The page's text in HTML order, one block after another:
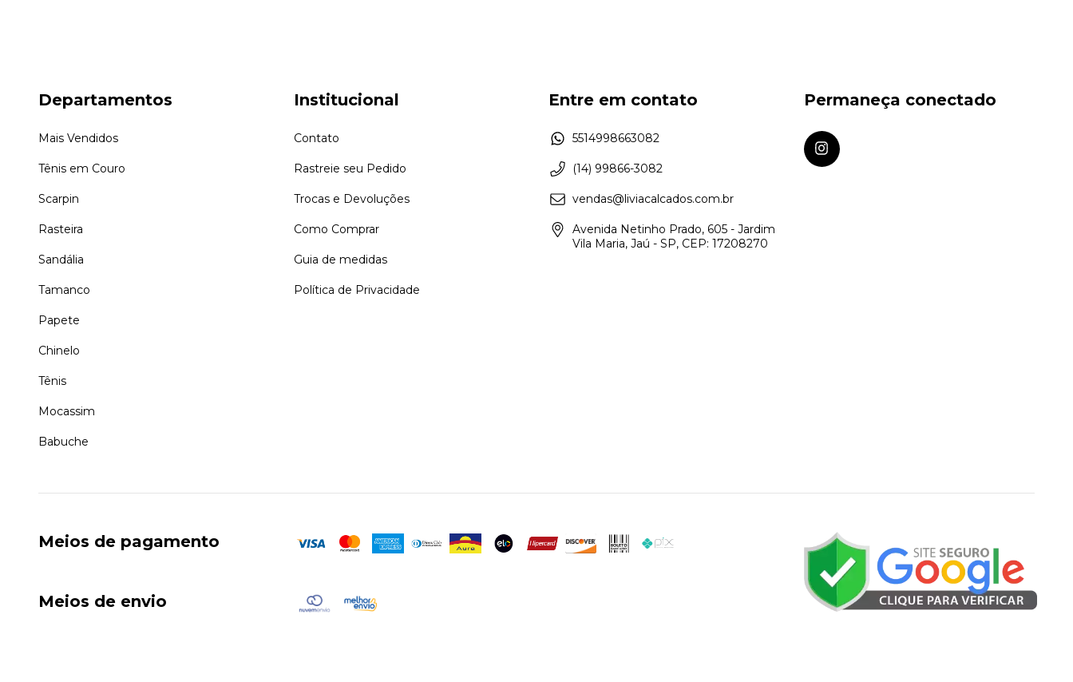
Departamentos
Mais Vendidos
Tênis em Couro
Scarpin
Rasteira
Sandália
Tamanco
Papete
Chinelo
Tênis
Mocassim
Babuche
Institucional
Contato
Rastreie seu Pedido
Trocas e Devoluções
Como Comprar
Guia de medidas
Política de Privacidade
Entre em contato
5514998663082
(14) 99866-3082
vendas@liviacalcados.com.br
Avenida Netinho Prado, 605 - Jardim
Vila Maria, Jaú - SP, CEP: 17208270
Permaneça conectado
Meios de pagamento
Meios de envio